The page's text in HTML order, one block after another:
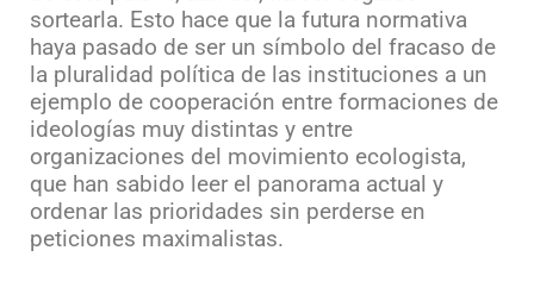
sortearla. Esto hace que la futura normativa
haya pasado de ser un símbolo del fracaso de
la pluralidad política de las instituciones a un
ejemplo de cooperación entre formaciones de
ideologías muy distintas y entre
organizaciones del movimiento ecologista,
que han sabido leer el panorama actual y
ordenar las prioridades sin perderse en
peticiones maximalistas.